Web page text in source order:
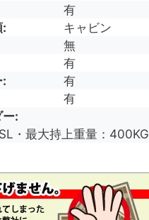
有
キャビン
無
有
有
有
ー
・最大持上重量：400KG